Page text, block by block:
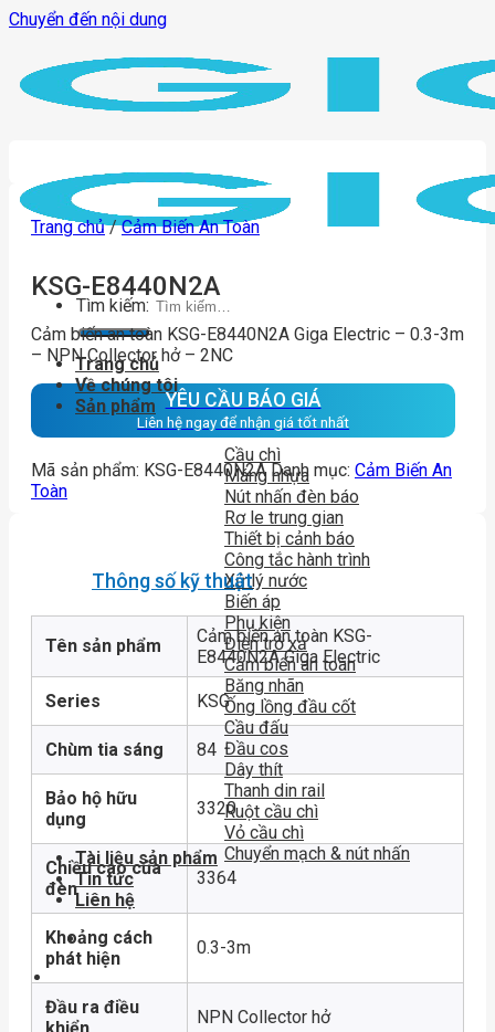
Chuyển đến nội dung
Tìm kiếm:
Trang chủ
Về chúng tôi
Sản phẩm
Cầu chì
Máng nhựa
Nút nhấn đèn báo
Rơ le trung gian
Thiết bị cảnh báo
Công tắc hành trình
Xử lý nước
Biến áp
Phụ kiện
Điện trở xả
Cảm biến an toàn
Băng nhãn
Ống lồng đầu cốt
Cầu đấu
Đầu cos
Dây thít
Thanh din rail
Ruột cầu chì
Vỏ cầu chì
Chuyển mạch & nút nhấn
Tài liệu sản phẩm
Tin tức
Liên hệ
Trang chủ / Cảm Biến An Toàn
KSG-E8440N2A
Cảm biến an toàn KSG-E8440N2A Giga Electric – 0.3-3m
– NPN Collector hở – 2NC
YÊU CẦU BÁO GIÁ
Liên hệ ngay để nhận giá tốt nhất
Mã sản phẩm: KSG-E8440N2A Danh mục: Cảm Biến An
Toàn
Thông số kỹ thuật
Tên sản phẩm
Cảm biến an toàn KSG-
E8440N2A Giga Electric
Series KSG
Chùm tia sáng 84
Bảo hộ hữu
dụng
3320
Chiều cao của
đèn
3364
Khoảng cách
phát hiện
0.3-3m
Đầu ra điều
NPN Collector hở